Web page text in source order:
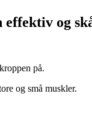
og
på.
og små muskler.